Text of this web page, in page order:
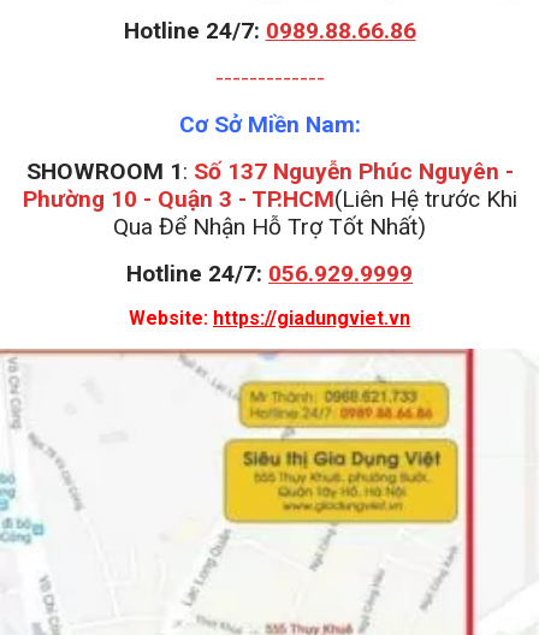
Hotline 24/7: 0989.88.66.86
-------------
Cơ Sở Miền Nam:
SHOWROOM 1: Số 137 Nguyễn Phúc Nguyên -
Phường 10 - Quận 3 - TP.HCM(Liên Hệ trước Khi
Qua Để Nhận Hỗ Trợ Tốt Nhất)
Hotline 24/7: 056.929.9999
Website: https://giadungviet.vn